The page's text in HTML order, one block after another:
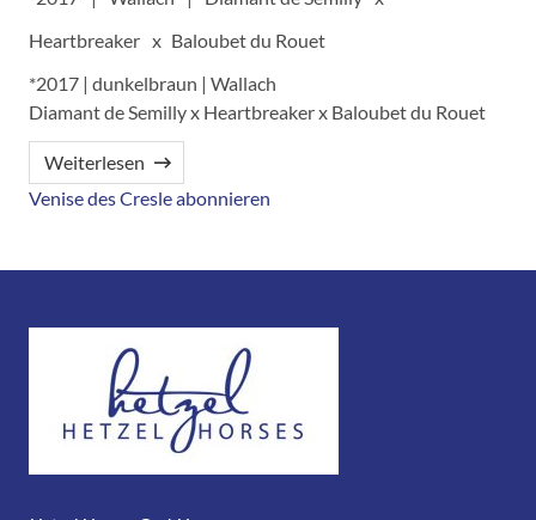
Heartbreaker
Baloubet du Rouet
*2017 | dunkelbraun | Wallach
Diamant de Semilly x Heartbreaker x Baloubet du Rouet
Weiterlesen
Venise des Cresle abonnieren